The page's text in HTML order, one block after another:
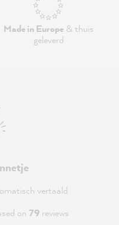
Made in Europe& thuis
geleverd
vertaald
on 79 reviews